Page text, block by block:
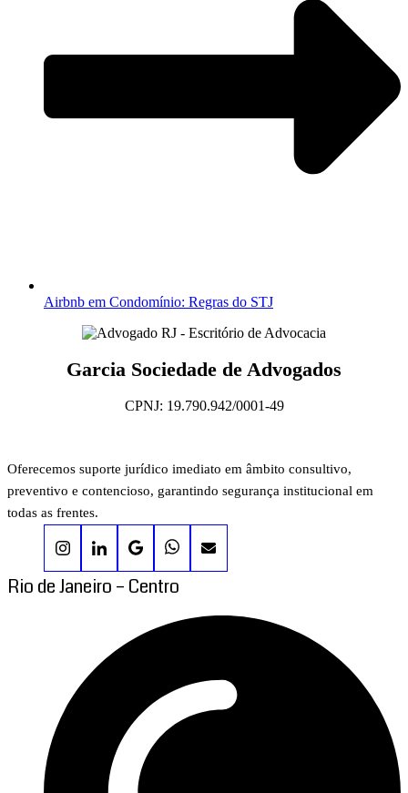
Airbnb em Condomínio: Regras do STJ
Garcia Sociedade de Advogados
CPNJ: 19.790.942/0001-49
Oferecemos suporte jurídico imediato em âmbito consultivo,
preventivo e contencioso, garantindo segurança institucional em
todas as frentes.
Rio de Janeiro – Centro